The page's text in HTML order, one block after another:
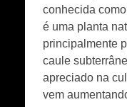
conhecida
é uma planta
principalmente
caule
apreciado na
vem